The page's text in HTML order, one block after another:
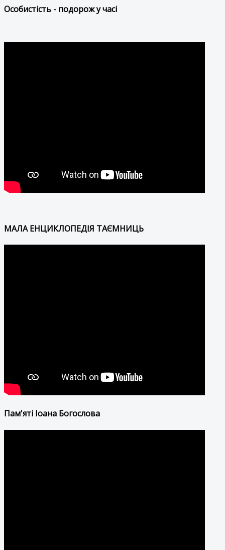
Особистість - подорож у часі
МАЛА ЕНЦИКЛОПЕДІЯ ТАЄМНИЦЬ
Пам'яті Іоана Богослова